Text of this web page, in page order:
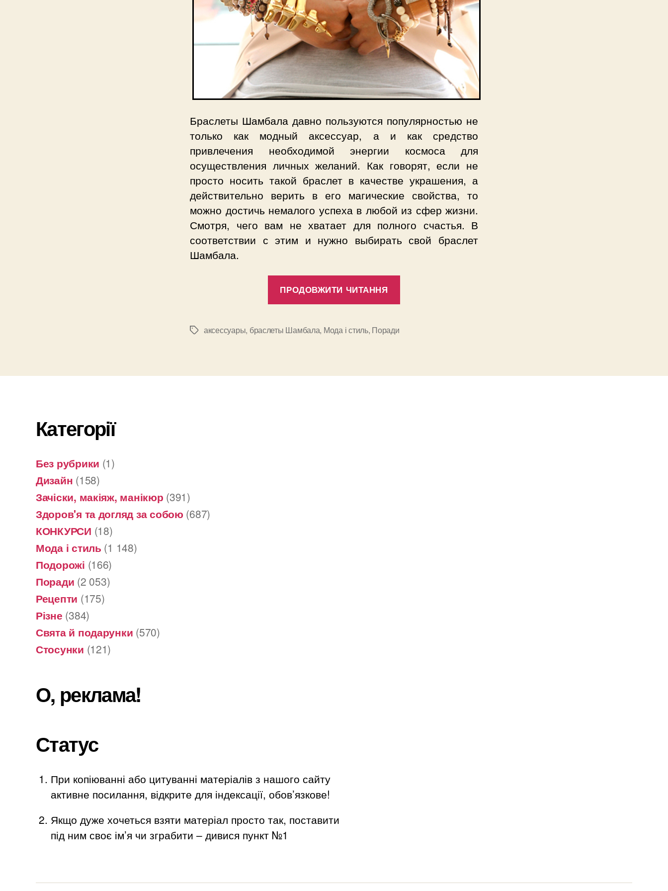
Браслеты Шамбала давно пользуются популярностью не
только как модный аксессуар, а и как средство
привлечения необходимой энергии космоса для
осуществления личных желаний. Как говорят, если не
просто носить такой браслет в качестве украшения, а
действительно верить в его магические свойства, то
можно достичь немалого успеха в любой из сфер жизни.
Смотря, чего вам не хватает для полного счастья. В
соответствии с этим и нужно выбирать свой браслет
Шамбала.
ПРОДОВЖИТИ ЧИТАННЯ
Позначки
аксессуары, браслеты Шамбала, Мода і стиль, Поради
Категорії
Без рубрики (1)
Дизайн (158)
Зачіски, макіяж, манікюр (391)
Здоров'я та догляд за собою (687)
КОНКУРСИ (18)
Мода і стиль (1 148)
Подорожі (166)
Поради (2 053)
Рецепти (175)
Різне (384)
Свята й подарунки (570)
Стосунки (121)
О, реклама!
Статус
При копіюванні або цитуванні матеріалів з нашого сайту
активне посилання, відкрите для індексації, обов’язкове!
Якщо дуже хочеться взяти матеріал просто так, поставити
під ним своє ім’я чи зграбити – дивися пункт №1